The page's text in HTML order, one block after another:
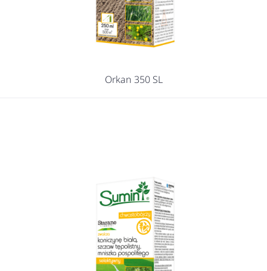
Orkan 350 SL